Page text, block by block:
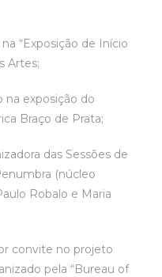
“Exposição de Início
Artes;
na exposição do
Braço de Prata;
das Sessões de
(núcleo
Robalo e Maria
convite no projeto
pela “Bureau of